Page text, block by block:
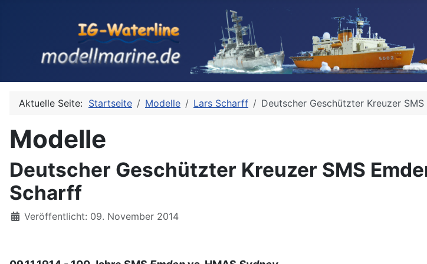
Aktuelle Seite: Startseite Modelle Lars Scharff Deutscher Geschützter Kreuzer
Modelle
Deutscher Geschützter Kreuzer SMS
Scharff
Details
Veröffentlicht: 09. November 2014